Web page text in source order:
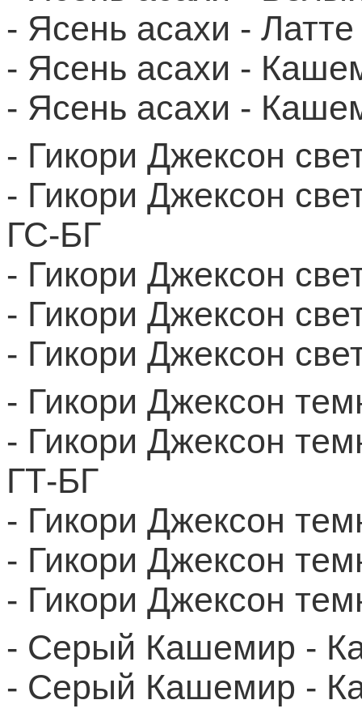
- Ясень асахи -
- Ясень асахи -
- Ясень асахи -
- Гикори Джексон
- Гикори Джексон
ГС-БГ
- Гикори Джексон
- Гикори Джексон
- Гикори Джексон
- Гикори Джексон
- Гикори Джексон
ГТ-БГ
- Гикори Джексон
- Гикори Джексон
- Гикори Джексон
- Серый Кашемир -
- Серый Кашемир -